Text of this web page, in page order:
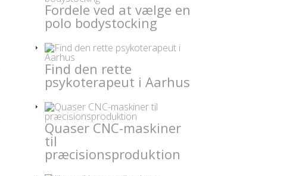
Fordele ved at vælge en
polo bodystocking
Find den rette
psykoterapeut i Aarhus
Quaser CNC-maskiner
til
præcisionsproduktion